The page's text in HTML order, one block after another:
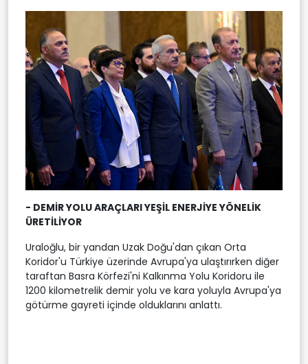
- DEMİR YOLU ARAÇLARI YEŞİL ENERJİYE YÖNELİK
ÜRETİLİYOR
Uraloğlu, bir yandan Uzak Doğu'dan çıkan Orta
Koridor'u Türkiye üzerinde Avrupa'ya ulaştırırken diğer
taraftan Basra Körfezi'ni Kalkınma Yolu Koridoru ile
1200 kilometrelik demir yolu ve kara yoluyla Avrupa'ya
götürme gayreti içinde olduklarını anlattı.